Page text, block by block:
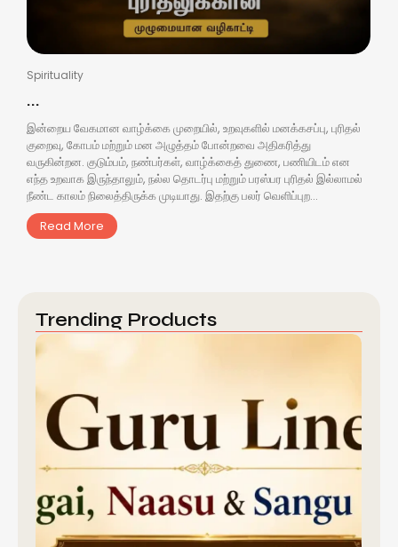
Spirituality
...
இன்றைய வேகமான வாழ்க்கை முறையில், உறவுகளில் மனக்கசப்பு, புரிதல்
குறைவு, கோபம் மற்றும் மன அழுத்தம் போன்றவை அதிகரித்து
வருகின்றன. குடும்பம், நண்பர்கள், வாழ்க்கைத் துணை, பணியிடம் என
எந்த உறவாக இருந்தாலும், நல்ல தொடர்பு மற்றும் பரஸ்பர புரிதல் இல்லாமல்
நீண்ட காலம் நிலைத்திருக்க முடியாது. இதற்கு பலர் வெளிப்புற...
Read More
Trending Products